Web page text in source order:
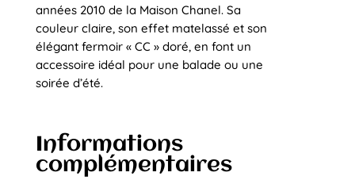
années 2010 de la Maison Chanel. Sa
couleur claire, son effet matelassé et son
élégant fermoir « CC » doré, en font un
accessoire idéal pour une balade ou une
soirée d’été.
Informations
complémentaires